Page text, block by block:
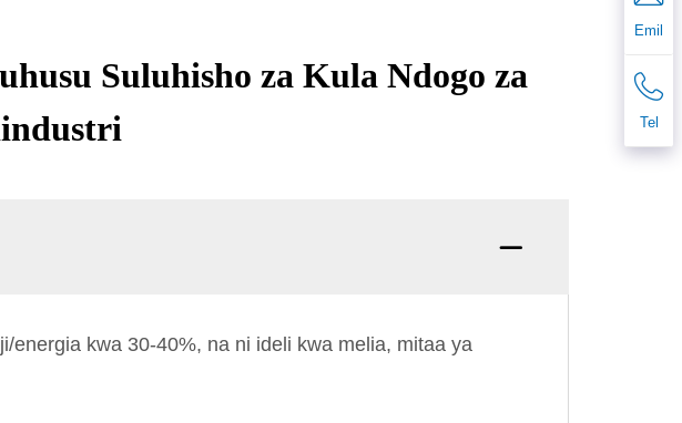
Suluhisho za Kula Ndogo za
kwa 30-40%, na ni ideli kwa melia, mitaa ya
Emil
Tel